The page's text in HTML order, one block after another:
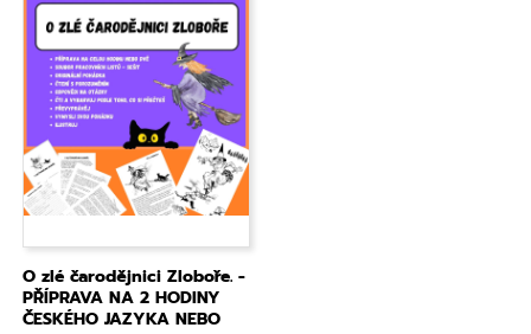
O zlé čarodějnici Zloboře. -
PŘÍPRAVA NA 2 HODINY
ČESKÉHO JAZYKA NEBO